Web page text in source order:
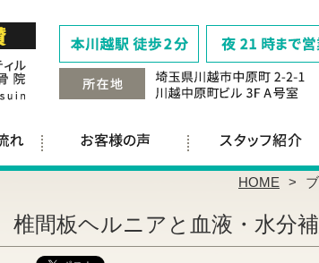
HOME
椎間板ヘルニアと血液・水分